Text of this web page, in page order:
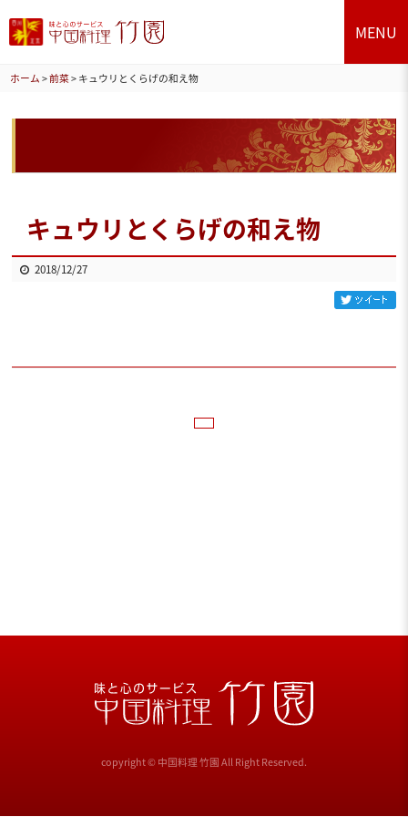
MENU
ホーム >前菜> キュウリとくらげの和え物
キュウリとくらげの和え物
2018/12/27
copyright © 中国料理 竹園 All Right Reserved.